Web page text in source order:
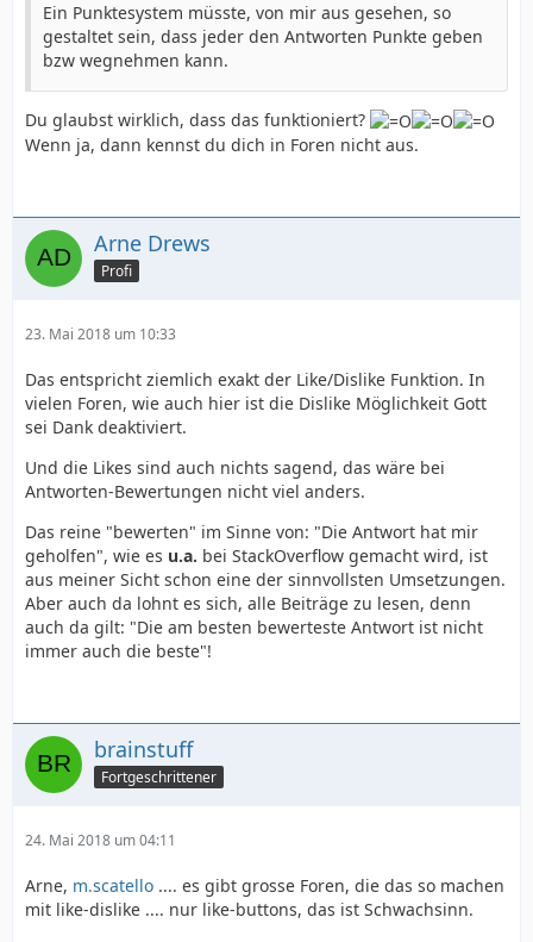
Ein Punktesystem müsste, von mir aus gesehen, so
gestaltet sein, dass jeder den Antworten Punkte geben
bzw wegnehmen kann.
Du glaubst wirklich, dass das funktioniert?
Wenn ja, dann kennst du dich in Foren nicht aus.
Arne Drews
Profi
23. Mai 2018 um 10:33
Das entspricht ziemlich exakt der Like/Dislike Funktion. In
vielen Foren, wie auch hier ist die Dislike Möglichkeit Gott
sei Dank deaktiviert.
Und die Likes sind auch nichts sagend, das wäre bei
Antworten-Bewertungen nicht viel anders.
Das reine "bewerten" im Sinne von: "Die Antwort hat mir
geholfen", wie es u.a. bei StackOverflow gemacht wird, ist
aus meiner Sicht schon eine der sinnvollsten Umsetzungen.
Aber auch da lohnt es sich, alle Beiträge zu lesen, denn
auch da gilt: "Die am besten bewerteste Antwort ist nicht
immer auch die beste"!
brainstuff
Fortgeschrittener
24. Mai 2018 um 04:11
Arne, m.scatello .... es gibt grosse Foren, die das so machen
mit like-dislike .... nur like-buttons, das ist Schwachsinn.